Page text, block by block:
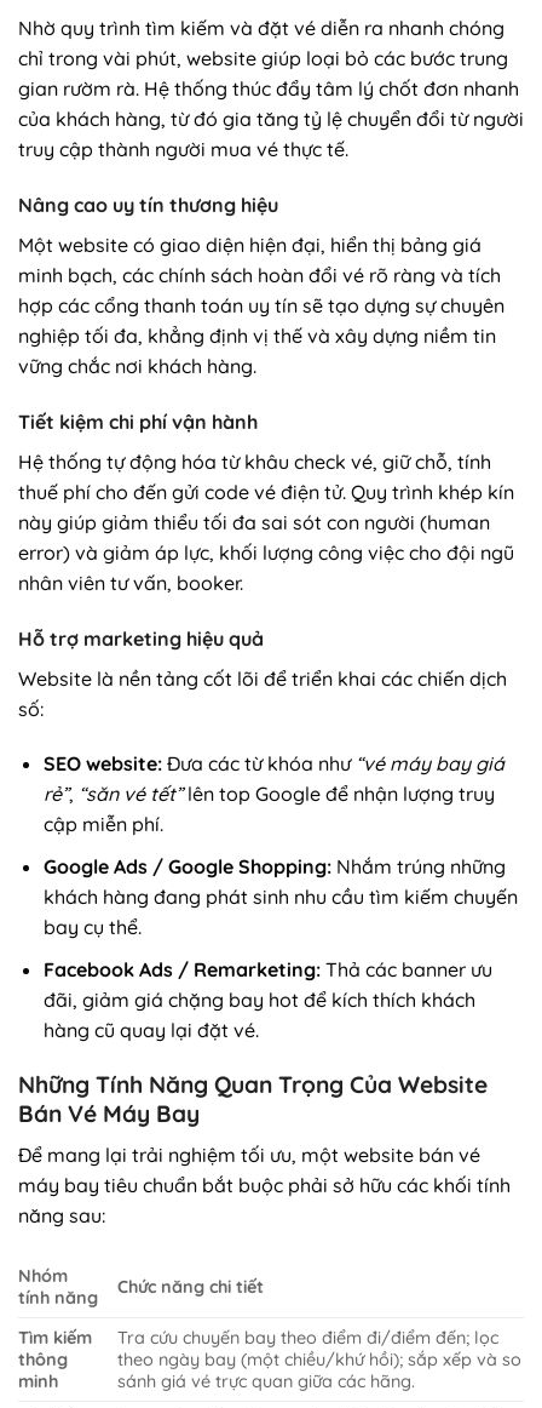
Nhờ quy trình tìm kiếm và đặt vé diễn ra nhanh chóng
chỉ trong vài phút, website giúp loại bỏ các bước trung
gian rườm rà. Hệ thống thúc đẩy tâm lý chốt đơn nhanh
của khách hàng, từ đó gia tăng tỷ lệ chuyển đổi từ người
truy cập thành người mua vé thực tế.
Nâng cao uy tín thương hiệu
Một website có giao diện hiện đại, hiển thị bảng giá
minh bạch, các chính sách hoàn đổi vé rõ ràng và tích
hợp các cổng thanh toán uy tín sẽ tạo dựng sự chuyên
nghiệp tối đa, khẳng định vị thế và xây dựng niềm tin
vững chắc nơi khách hàng.
Tiết kiệm chi phí vận hành
Hệ thống tự động hóa từ khâu check vé, giữ chỗ, tính
thuế phí cho đến gửi code vé điện tử. Quy trình khép kín
này giúp giảm thiểu tối đa sai sót con người (human
error) và giảm áp lực, khối lượng công việc cho đội ngũ
nhân viên tư vấn, booker.
Hỗ trợ marketing hiệu quả
Website là nền tảng cốt lõi để triển khai các chiến dịch
số:
SEO website:Đưa các từ khóa như “vé máy bay giá
rẻ”, “săn vé tết”lên top Google để nhận lượng truy
cập miễn phí.
Google Ads / Google Shopping:Nhắm trúng những
khách hàng đang phát sinh nhu cầu tìm kiếm chuyến
bay cụ thể.
Facebook Ads / Remarketing:Thả các banner ưu
đãi, giảm giá chặng bay hot để kích thích khách
hàng cũ quay lại đặt vé.
Những Tính Năng Quan Trọng Của Website
Bán Vé Máy Bay
Để mang lại trải nghiệm tối ưu, một website bán vé
máy bay tiêu chuẩn bắt buộc phải sở hữu các khối tính
năng sau:
Nhóm
tính năng
Chức năng chi tiết
Tìm kiếm
thông
minh
Tra cứu chuyến bay theo điểm đi/điểm đến; lọc
theo ngày bay (một chiều/khứ hồi); sắp xếp và so
sánh giá vé trực quan giữa các hãng.